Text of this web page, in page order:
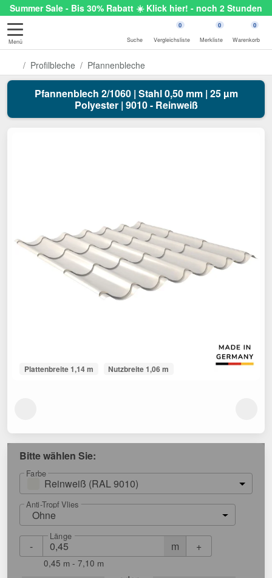
Summer Sale - Bis 30% Rabatt ☀️ Klick hier! - noch 2 Stunden
Menü Suche
0
Vergleichsliste
0
Merkliste
0
Warenkorb
Profilbleche Pfannenbleche
Pfannenblech 2/1060 | Stahl 0,50 mm | 25 µm
Polyester | 9010 - Reinweiß
Plattenbreite 1,14 m Nutzbreite 1,06 m
Bitte wählen Sie:
Farbe
Reinweiß (RAL 9010)
Anti-Tropf Vlies
Ohne
- m
Länge
+
0,45 m - 7,10 m